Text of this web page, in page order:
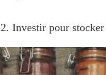
2. Investir pour stocker